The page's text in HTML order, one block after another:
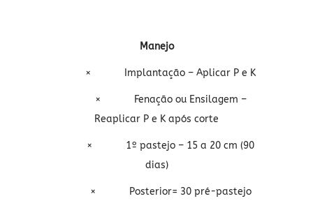
Manejo
× Implantação – Aplicar P e K
×
Fenação ou Ensilagem –
Reaplicar P e K após corte
× 1º pastejo – 15 a 20 cm (90
dias)
×
Posterior= 30 pré-pastejo